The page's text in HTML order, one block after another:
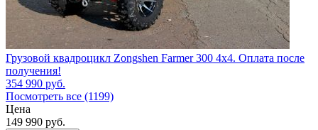
Грузовой квадроцикл Zongshen Farmer 300 4х4. Оплата после
получения!
354 990 руб.
Посмотреть все (1199)
Цена
149 990 руб.